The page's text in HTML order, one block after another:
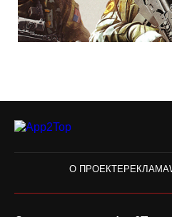
О ПРОЕКТЕРЕКЛАМА